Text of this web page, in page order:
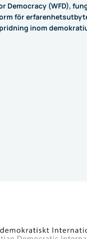
Democracy (WFD),
för
inom